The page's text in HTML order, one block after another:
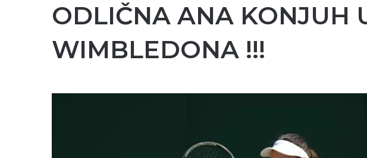
ODLIČNA ANA KONJUH
WIMBLEDONA !!!